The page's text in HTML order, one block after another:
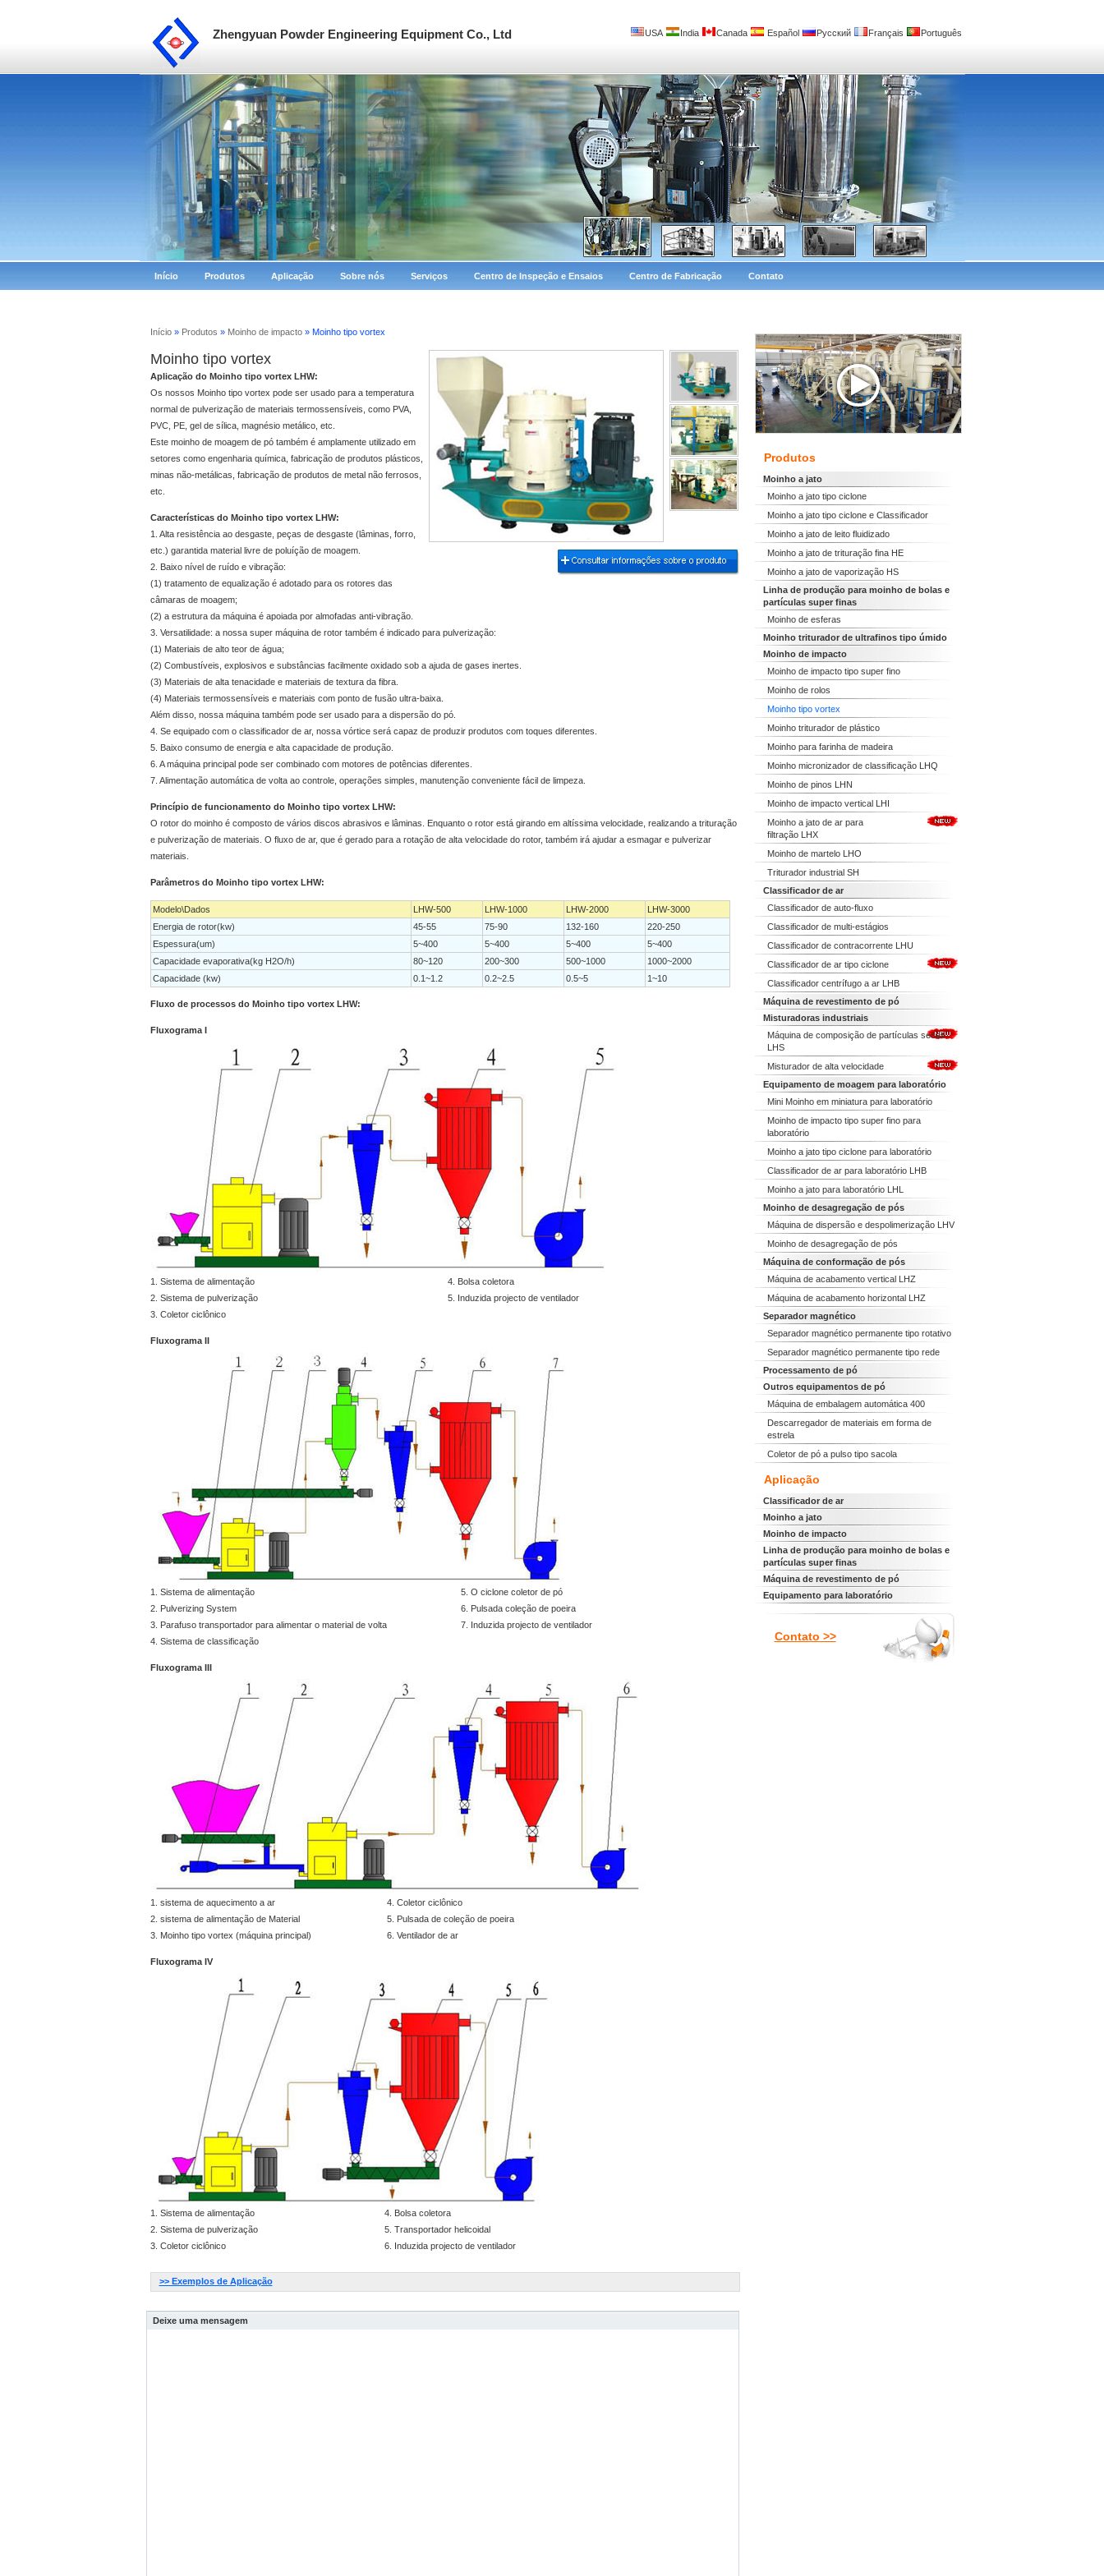
Zhengyuan Powder Engineering Equipment Co., Ltd USA India Canada Español Русский Français Português
PreviousNextStop
Início Produtos Aplicação Sobre nós Serviços Centro de Inspeção e Ensaios Centro de Fabricação Contato
Início» Produtos » Moinho de impacto » Moinho tipo vortex
Moinho tipo vortex
Aplicação do Moinho tipo vortex LHW:
Os nossos Moinho tipo vortex pode ser usado para a temperatura
normal de pulverização de materiais termossensíveis, como PVA,
PVC, PE, gel de sílica, magnésio metálico, etc.
Este moinho de moagem de pó também é amplamente utilizado em
setores como engenharia química, fabricação de produtos plásticos,
minas não-metálicas, fabricação de produtos de metal não ferrosos,
etc.
Características do Moinho tipo vortex LHW:
1. Alta resistência ao desgaste, peças de desgaste (lâminas, forro,
etc.) garantida material livre de poluíção de moagem.
2. Baixo nível de ruído e vibração:
(1) tratamento de equalização é adotado para os rotores das
câmaras de moagem;
(2) a estrutura da máquina é apoiada por almofadas anti-vibração.
3. Versatilidade: a nossa super máquina de rotor também é indicado para pulverização:
(1) Materiais de alto teor de água;
(2) Combustíveis, explosivos e substâncias facilmente oxidado sob a ajuda de gases inertes.
(3) Materiais de alta tenacidade e materiais de textura da fibra.
(4) Materiais termossensíveis e materiais com ponto de fusão ultra-baixa.
Além disso, nossa máquina também pode ser usado para a dispersão do pó.
4. Se equipado com o classificador de ar, nossa vórtice será capaz de produzir produtos com toques diferentes.
5. Baixo consumo de energia e alta capacidade de produção.
6. A máquina principal pode ser combinado com motores de potências diferentes.
7. Alimentação automática de volta ao controle, operações simples, manutenção conveniente fácil de limpeza.
Princípio de funcionamento do Moinho tipo vortex LHW:
O rotor do moinho é composto de vários discos abrasivos e lâminas. Enquanto o rotor está girando em altíssima velocidade, realizando a trituração
e pulverização de materiais. O fluxo de ar, que é gerado para a rotação de alta velocidade do rotor, também irá ajudar a esmagar e pulverizar
materiais.
Parâmetros do Moinho tipo vortex LHW:
Modelo\Dados LHW-500 LHW-1000 LHW-2000
LHW-3000
Energia de rotor(kw)
45-55 75-90 132-160
220-250
Espessura(um)
5~400 5~400 5~400
5~400
Capacidade evaporativa(kg H2O/h)
80~120 200~300 500~1000
1000~2000
Capacidade (kw)
0.1~1.2 0.2~2.5 0.5~5 1~10
Fluxo de processos do Moinho tipo vortex LHW:
Fluxograma I
1. Sistema de alimentação
2. Sistema de pulverização
3. Coletor ciclônico
4. Bolsa coletora
5. Induzida projecto de ventilador
Fluxograma II
1. Sistema de alimentação
2. Pulverizing System
3. Parafuso transportador para alimentar o material de volta
4. Sistema de classificação
5. O ciclone coletor de pó
6. Pulsada coleção de poeira
7. Induzida projecto de ventilador
Fluxograma III
1. sistema de aquecimento a ar
2. sistema de alimentação de Material
3. Moinho tipo vortex (máquina principal)
4. Coletor ciclônico
5. Pulsada de coleção de poeira
6. Ventilador de ar
Fluxograma IV
1. Sistema de alimentação
2. Sistema de pulverização
3. Coletor ciclônico
4. Bolsa coletora
5. Transportador helicoidal
6. Induzida projecto de ventilador
>> Exemplos de Aplicação
Deixe uma mensagem
Produtos
Moinho a jato
Moinho a jato tipo ciclone
Moinho a jato tipo ciclone e Classificador
Moinho a jato de leito fluidizado
Moinho a jato de trituração fina HE
Moinho a jato de vaporização HS
Linha de produção para moinho de bolas e
partículas super finas
Moinho de esferas
Moinho triturador de ultrafinos tipo úmido
Moinho de impacto
Moinho de impacto tipo super fino
Moinho de rolos
Moinho tipo vortex
Moinho triturador de plástico
Moinho para farinha de madeira
Moinho micronizador de classificação LHQ
Moinho de pinos LHN
Moinho de impacto vertical LHI
Moinho a jato de ar para
filtração LHX
Moinho de martelo LHO
Triturador industrial SH
Classificador de ar
Classificador de auto-fluxo
Classificador de multi-estágios
Classificador de contracorrente LHU
Classificador de ar tipo ciclone
Classificador centrífugo a ar LHB
Máquina de revestimento de pó
Misturadoras industriais
Máquina de composição de partículas secas
LHS
Misturador de alta velocidade
Equipamento de moagem para laboratório
Mini Moinho em miniatura para laboratório
Moinho de impacto tipo super fino para
laboratório
Moinho a jato tipo ciclone para laboratório
Classificador de ar para laboratório LHB
Moinho a jato para laboratório LHL
Moinho de desagregação de pós
Máquina de dispersão e despolimerização LHV
Moinho de desagregação de pós
Máquina de conformação de pós
Máquina de acabamento vertical LHZ
Máquina de acabamento horizontal LHZ
Separador magnético
Separador magnético permanente tipo rotativo
Separador magnético permanente tipo rede
Processamento de pó
Outros equipamentos de pó
Máquina de embalagem automática 400
Descarregador de materiais em forma de
estrela
Coletor de pó a pulso tipo sacola
Aplicação
Classificador de ar
Moinho a jato
Moinho de impacto
Linha de produção para moinho de bolas e
partículas super finas
Máquina de revestimento de pó
Equipamento para laboratório
Contato >>